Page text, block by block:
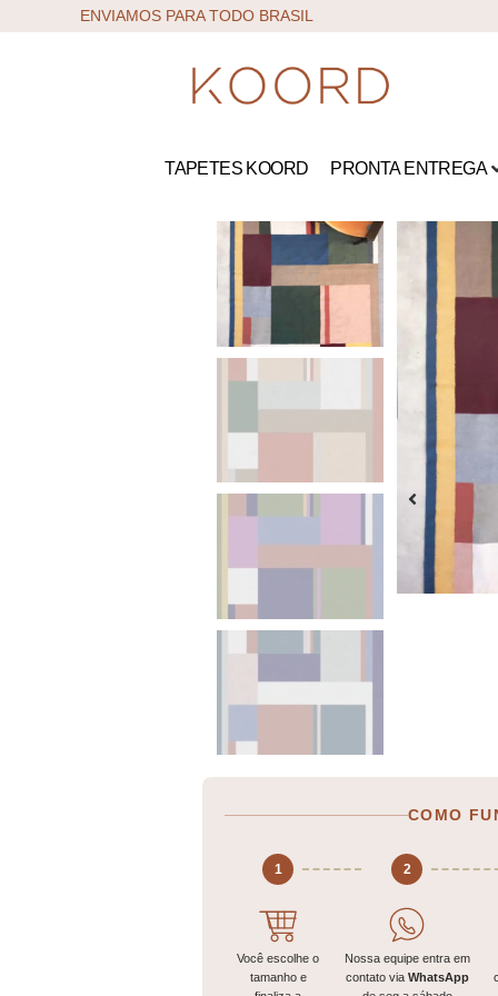
ENVIAMOS PARA TODO BRASIL
TAPETES KOORD PRONTA ENTREGA
COMO
1
Você escolhe o
tamanho e
2
Nossa equipe entra em
contato via WhatsApp